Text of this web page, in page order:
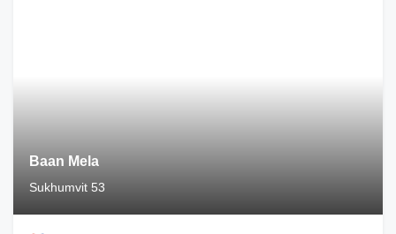
Baan Mela
Sukhumvit 53